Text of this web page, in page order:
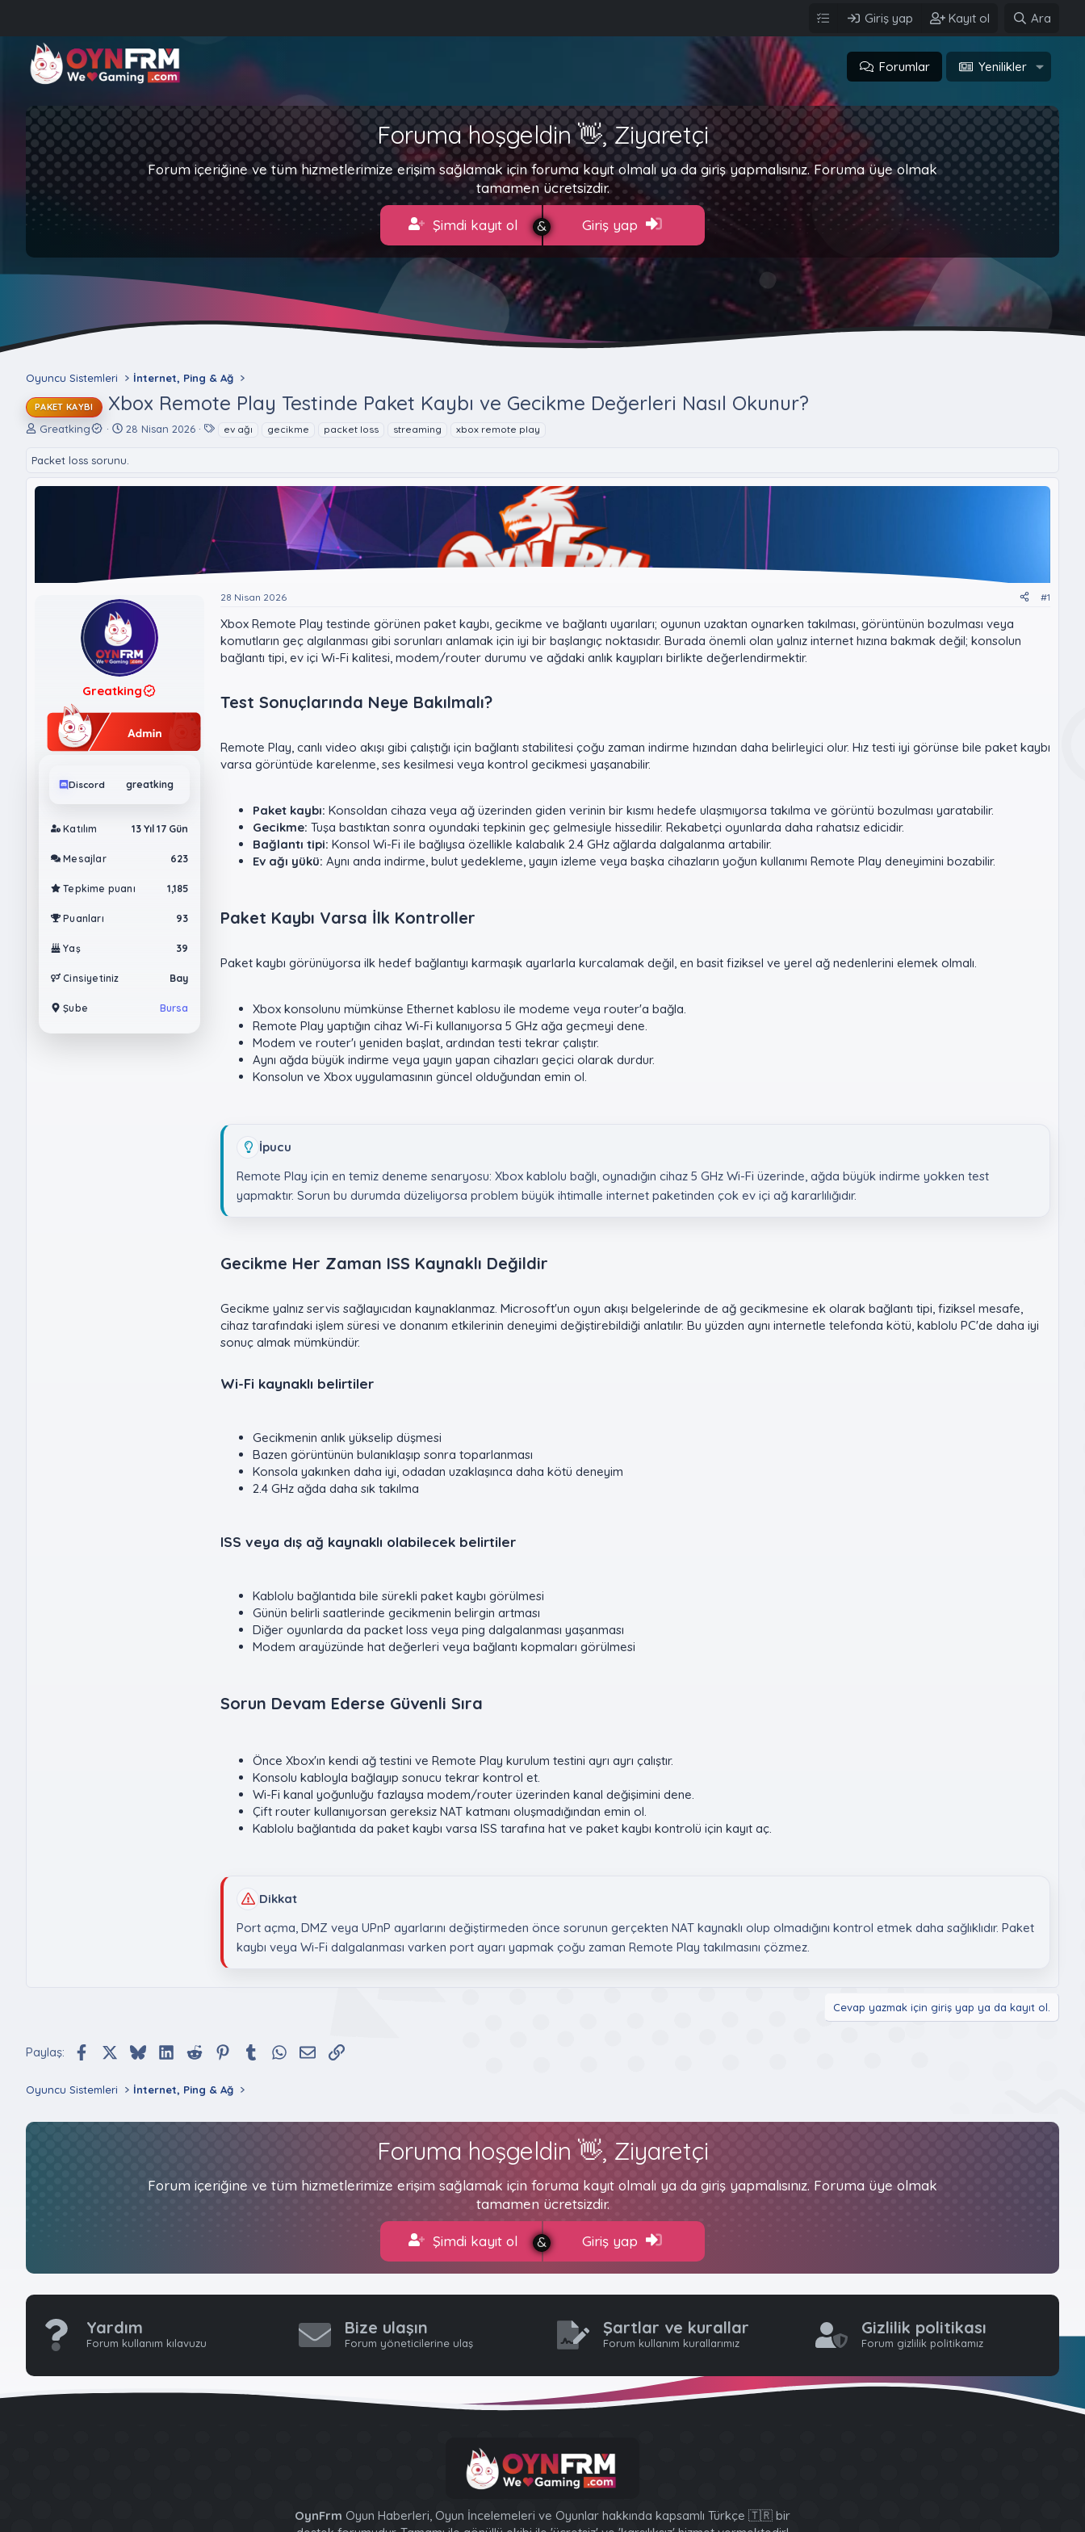
Giriş yap Kayıt ol Ara
Forumlar Yenilikler
Foruma hoşgeldin 👋, Ziyaretçi
Forum içeriğine ve tüm hizmetlerimize erişim sağlamak için foruma kayıt olmalı ya da giriş yapmalısınız. Foruma üye olmak
tamamen ücretsizdir.
Şimdi kayıt ol Giriş yap
Oyuncu Sistemleri İnternet, Ping & Ağ
PAKET KAYBI Xbox Remote Play Testinde Paket Kaybı ve Gecikme Değerleri Nasıl Okunur?
K
n
y
Greatking
B
ş
a
i
h
i
28 Nisan 2026
e
l
r
ev ağı gecikme packet loss streaming xbox remote play
Packet loss sorunu.
Greatking
Discord greatking
Katılım 13 Yıl 17 Gün
Mesajlar 623
Tepkime puanı 1,185
Puanları 93
Yaş 39
Cinsiyetiniz Bay
Şube Bursa
28 Nisan 2026 #1
Xbox Remote Play testinde görünen paket kaybı, gecikme ve bağlantı uyarıları; oyunun uzaktan oynarken takılması, görüntünün bozulması veya
komutların geç algılanması gibi sorunları anlamak için iyi bir başlangıç noktasıdır. Burada önemli olan yalnız internet hızına bakmak değil; konsolun
bağlantı tipi, ev içi Wi-Fi kalitesi, modem/router durumu ve ağdaki anlık kayıpları birlikte değerlendirmektir.
Test Sonuçlarında Neye Bakılmalı?​
Remote Play, canlı video akışı gibi çalıştığı için bağlantı stabilitesi çoğu zaman indirme hızından daha belirleyici olur. Hız testi iyi görünse bile paket kaybı
varsa görüntüde karelenme, ses kesilmesi veya kontrol gecikmesi yaşanabilir.
Paket kaybı: Konsoldan cihaza veya ağ üzerinden giden verinin bir kısmı hedefe ulaşmıyorsa takılma ve görüntü bozulması yaratabilir.
Gecikme: Tuşa bastıktan sonra oyundaki tepkinin geç gelmesiyle hissedilir. Rekabetçi oyunlarda daha rahatsız edicidir.
Bağlantı tipi: Konsol Wi-Fi ile bağlıysa özellikle kalabalık 2.4 GHz ağlarda dalgalanma artabilir.
Ev ağı yükü: Aynı anda indirme, bulut yedekleme, yayın izleme veya başka cihazların yoğun kullanımı Remote Play deneyimini bozabilir.
Paket Kaybı Varsa İlk Kontroller​
Paket kaybı görünüyorsa ilk hedef bağlantıyı karmaşık ayarlarla kurcalamak değil, en basit fiziksel ve yerel ağ nedenlerini elemek olmalı.
Xbox konsolunu mümkünse Ethernet kablosu ile modeme veya router'a bağla.
Remote Play yaptığın cihaz Wi-Fi kullanıyorsa 5 GHz ağa geçmeyi dene.
Modem ve router'ı yeniden başlat, ardından testi tekrar çalıştır.
Aynı ağda büyük indirme veya yayın yapan cihazları geçici olarak durdur.
Konsolun ve Xbox uygulamasının güncel olduğundan emin ol.
İpucu
Remote Play için en temiz deneme senaryosu: Xbox kablolu bağlı, oynadığın cihaz 5 GHz Wi-Fi üzerinde, ağda büyük indirme yokken test
yapmaktır. Sorun bu durumda düzeliyorsa problem büyük ihtimalle internet paketinden çok ev içi ağ kararlılığıdır.
Gecikme Her Zaman ISS Kaynaklı Değildir​
Gecikme yalnız servis sağlayıcıdan kaynaklanmaz. Microsoft'un oyun akışı belgelerinde de ağ gecikmesine ek olarak bağlantı tipi, fiziksel mesafe,
cihaz tarafındaki işlem süresi ve donanım etkilerinin deneyimi değiştirebildiği anlatılır. Bu yüzden aynı internetle telefonda kötü, kablolu PC'de daha iyi
sonuç almak mümkündür.
Wi-Fi kaynaklı belirtiler​
Gecikmenin anlık yükselip düşmesi
Bazen görüntünün bulanıklaşıp sonra toparlanması
Konsola yakınken daha iyi, odadan uzaklaşınca daha kötü deneyim
2.4 GHz ağda daha sık takılma
ISS veya dış ağ kaynaklı olabilecek belirtiler​
Kablolu bağlantıda bile sürekli paket kaybı görülmesi
Günün belirli saatlerinde gecikmenin belirgin artması
Diğer oyunlarda da packet loss veya ping dalgalanması yaşanması
Modem arayüzünde hat değerleri veya bağlantı kopmaları görülmesi
Sorun Devam Ederse Güvenli Sıra​
Önce Xbox'ın kendi ağ testini ve Remote Play kurulum testini ayrı ayrı çalıştır.
Konsolu kabloyla bağlayıp sonucu tekrar kontrol et.
Wi-Fi kanal yoğunluğu fazlaysa modem/router üzerinden kanal değişimini dene.
Çift router kullanıyorsan gereksiz NAT katmanı oluşmadığından emin ol.
Kablolu bağlantıda da paket kaybı varsa ISS tarafına hat ve paket kaybı kontrolü için kayıt aç.
Dikkat
Port açma, DMZ veya UPnP ayarlarını değiştirmeden önce sorunun gerçekten NAT kaynaklı olup olmadığını kontrol etmek daha sağlıklıdır. Paket
kaybı veya Wi-Fi dalgalanması varken port ayarı yapmak çoğu zaman Remote Play takılmasını çözmez.
Cevap yazmak için giriş yap ya da kayıt ol.
Paylaş: FacebookX (Twitter)
BlueskyLinkedIn
Reddit Pinterest
Tumblr WhatsApp
E-postaBağlantı
Oyuncu Sistemleri İnternet, Ping & Ağ
Foruma hoşgeldin 👋, Ziyaretçi
Forum içeriğine ve tüm hizmetlerimize erişim sağlamak için foruma kayıt olmalı ya da giriş yapmalısınız. Foruma üye olmak
tamamen ücretsizdir.
Şimdi kayıt ol Giriş yap
Yardım
Forum kullanım kılavuzu
Bize ulaşın
Forum yöneticilerine ulaş
Şartlar ve kurallar
Forum kullanım kurallarımız
Gizlilik politikası
Forum gizlilik politikamız
OynFrm Oyun Haberleri, Oyun İncelemeleri ve Oyunlar hakkında kapsamlı Türkçe 🇹🇷 bir